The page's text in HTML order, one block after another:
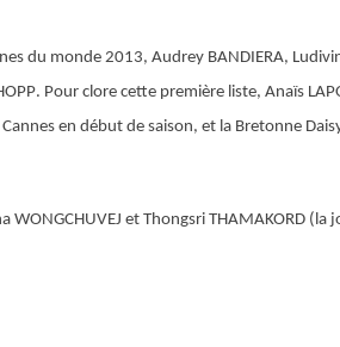
du monde 2013, Audrey BANDIERA,
. Pour clore cette première liste, Anaïs
en début de saison, et la Bretonne
WONGCHUVEJ et Thongsri THAMAKORD (la